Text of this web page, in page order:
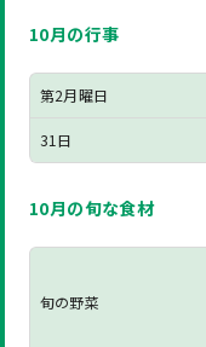
10月の行事
第2月曜日
31日
10月の旬な食材
旬の野菜